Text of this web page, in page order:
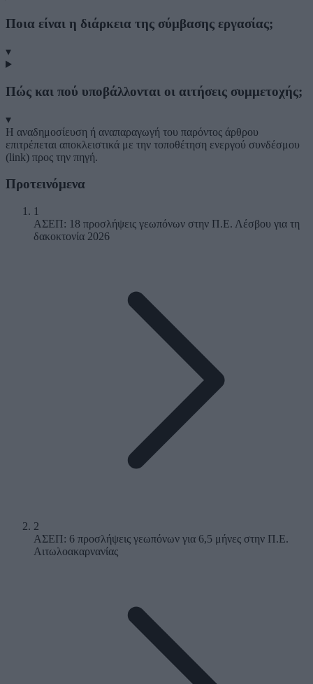
Ποια είναι η διάρκεια της σύμβασης εργασίας;
▾
Πώς και πού υποβάλλονται οι αιτήσεις συμμετοχής;
▾
Η αναδημοσίευση ή αναπαραγωγή του παρόντος άρθρου
επιτρέπεται αποκλειστικά με την τοποθέτηση ενεργού συνδέσμου
(link) προς την πηγή.
Προτεινόμενα
1
ΑΣΕΠ: 18 προσλήψεις γεωπόνων στην Π.Ε. Λέσβου για τη
δακοκτονία 2026
2
ΑΣΕΠ: 6 προσλήψεις γεωπόνων για 6,5 μήνες στην Π.Ε.
Αιτωλοακαρνανίας